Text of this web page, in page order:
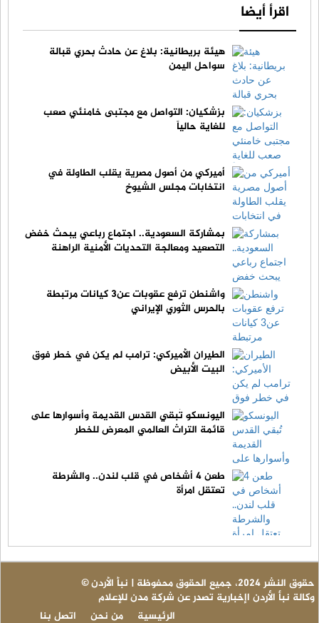
اقرأ أيضا
هيئة بريطانية: بلاغ عن حادث بحري قبالة
سواحل اليمن
بزشكيان: التواصل مع مجتبى خامنئي صعب
للغاية حالياً
أميركي من أصول مصرية يقلب الطاولة في
انتخابات مجلس الشيوخ
بمشاركة السعودية.. اجتماع رباعي يبحث خفض
التصعيد ومعالجة التحديات الأمنية الراهنة
واشنطن ترفع عقوبات عن3 كيانات مرتبطة
بالحرس الثوري الإيراني
الطيران الأميركي: ترامب لم يكن في خطر فوق
البيت الأبيض
اليونسكو تُبقي القدس القديمة وأسوارها على
قائمة التراث العالمي المعرض للخطر
طعن 4 أشخاص في قلب لندن.. والشرطة
تعتقل امرأة
© حقوق النشر 2024، جميع الحقوق محفوظة | نبأ الأردن
وكالة نبأ الأردن اإخبارية تصدر عن شركة مدن للإعلام
اتصل بنا
من نحن الرئيسية